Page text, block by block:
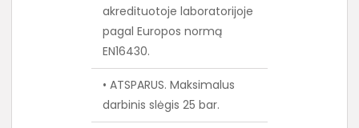
akredituotoje laboratorijoje
pagal Europos normą
EN16430.
• ATSPARUS. Maksimalus
darbinis slėgis 25 bar.